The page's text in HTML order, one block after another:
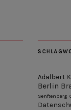
Adalbert
Berlin
Senftenberg